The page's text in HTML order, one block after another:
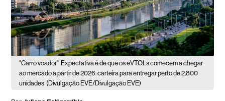
"Carro voador" Expectativa é de que os eVTOLs comecem a chegar
ao mercado a partir de 2026: carteira para entregar perto de 2.800
unidades (Divulgação EVE/Divulgação EVE)